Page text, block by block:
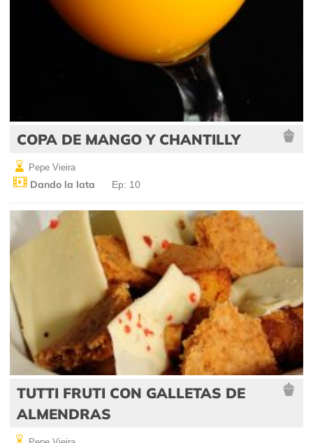
COPA DE MANGO Y CHANTILLY
Pepe Vieira
Dando la lata Ep: 10
TUTTI FRUTI CON GALLETAS DE
ALMENDRAS